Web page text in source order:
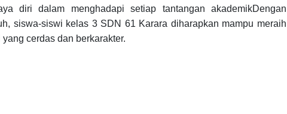
diri dalam menghadapi setiap tantangan akademikDengan
siswa-siswi kelas 3 SDN 61 Karara diharapkan mampu meraih
cerdas dan berkarakter.